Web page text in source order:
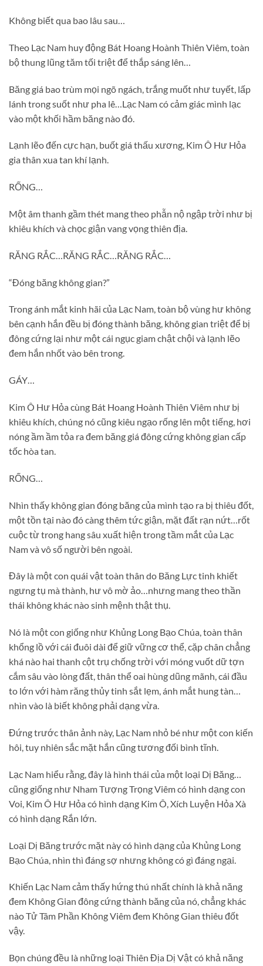
Không biết qua bao lâu sau…
Theo Lạc Nam huy động Bát Hoang Hoành Thiên Viêm, toàn
bộ thung lũng tăm tối triệt để thắp sáng lên…
Băng giá bao trùm mọi ngõ ngách, trắng muốt như tuyết, lấp
lánh trong suốt như pha lê…Lạc Nam có cảm giác mình lạc
vào một khối hầm băng nào đó.
Lạnh lẽo đến cực hạn, buốt giá thấu xương, Kim Ô Hư Hỏa
gia thân xua tan khí lạnh.
RỐNG…
Một âm thanh gầm thét mang theo phẫn nộ ngập trời như bị
khiêu khích và chọc giận vang vọng thiên địa.
RĂNG RẮC…RĂNG RẮC…RĂNG RẮC…
“Đóng băng không gian?”
Trong ánh mắt kinh hãi của Lạc Nam, toàn bộ vùng hư không
bên cạnh hắn đều bị đóng thành băng, không gian triệt để bị
đông cứng lại như một cái ngục giam chật chội và lạnh lẽo
đem hắn nhốt vào bên trong.
GÁY…
Kim Ô Hư Hỏa cùng Bát Hoang Hoành Thiên Viêm như bị
khiêu khích, chúng nó cũng kiêu ngạo rống lên một tiếng, hơi
nóng ầm ầm tỏa ra đem băng giá đông cứng không gian cấp
tốc hòa tan.
RỐNG…
Nhìn thấy không gian đóng băng của mình tạo ra bị thiêu đốt,
một tồn tại nào đó càng thêm tức giận, mặt đất rạn nứt…rốt
cuộc từ trong hang sâu xuất hiện trong tầm mắt của Lạc
Nam và vô số người bên ngoài.
Đây là một con quái vật toàn thân do Băng Lực tinh khiết
ngưng tụ mà thành, hư vô mờ ảo…nhưng mang theo thần
thái không khác nào sinh mệnh thật thụ.
Nó là một con giống như Khủng Long Bạo Chúa, toàn thân
khổng lồ với cái đuôi dài để giữ vững cơ thể, cặp chân chẳng
khá nào hai thanh cột trụ chống trời với móng vuốt dữ tợn
cắm sâu vào lòng đất, thân thể oai hùng dũng mãnh, cái đầu
to lớn với hàm răng thủy tinh sắt lẹm, ánh mắt hung tàn…
nhìn vào là biết không phải dạng vừa.
Đứng trước thân ảnh này, Lạc Nam nhỏ bé như một con kiến
hôi, tuy nhiên sắc mặt hắn cũng tương đối bình tĩnh.
Lạc Nam hiểu rằng, đây là hình thái của một loại Dị Băng…
cũng giống như Nham Tượng Trọng Viêm có hình dạng con
Voi, Kim Ô Hư Hỏa có hình dạng Kim Ô, Xích Luyện Hỏa Xà
có hình dạng Rắn lớn.
Loại Dị Băng trước mặt này có hình dạng của Khủng Long
Bạo Chúa, nhìn thì đáng sợ nhưng không có gì đáng ngại.
Khiến Lạc Nam cảm thấy hứng thú nhất chính là khả năng
đem Không Gian đông cứng thành băng của nó, chẳng khác
nào Tử Tâm Phần Không Viêm đem Không Gian thiêu đốt
vậy.
Bọn chúng đều là những loại Thiên Địa Dị Vật có khả năng